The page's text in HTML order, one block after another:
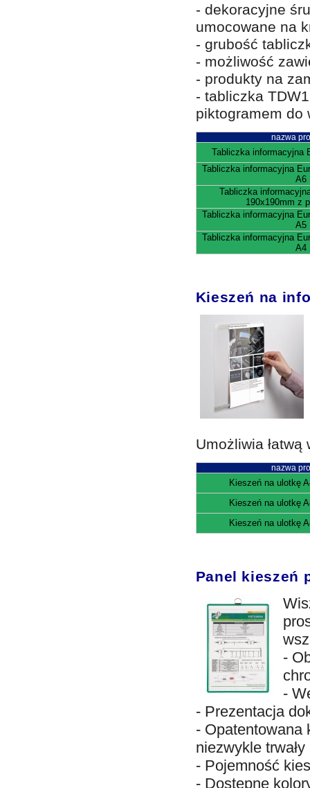
- dekoracyjne
umocowane na
- grubość
- możliwość
- produkty na
- tabliczka
piktogramem do
nazwa
Tabliczka informacyjna
Tabliczka informacyjna
A6
Tabliczka
190x190mm z
Tabliczka informacyjna
A5
Tabliczka informacyjna
A4
Kieszeń na
Umożliwia
nazwa
Kieszeń na ulotkę
Kieszeń na ulotkę
Kieszeń na ulotkę
Panel kieszeń
-
-
- Prezentacja
- Opatentowana
niezwykle trwały
- Pojemność
- Dostępne